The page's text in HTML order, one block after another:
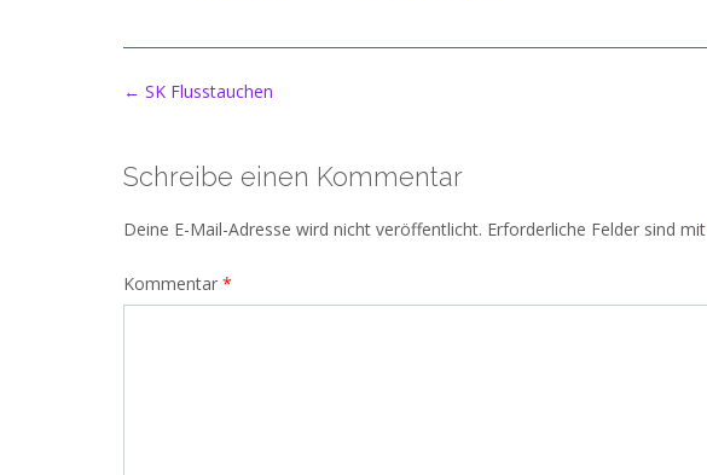
Post
← SK Flusstauchen
Schreibe einen Kommentar
Deine E-Mail-Adresse wird nicht veröffentlicht. Erforderliche Felder sind mit
Kommentar *